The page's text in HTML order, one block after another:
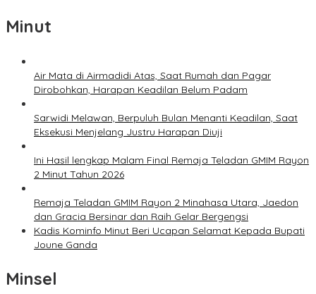
Minut
Air Mata di Airmadidi Atas, Saat Rumah dan Pagar
Dirobohkan, Harapan Keadilan Belum Padam
Sarwidi Melawan, Berpuluh Bulan Menanti Keadilan, Saat
Eksekusi Menjelang Justru Harapan Diuji
Ini Hasil lengkap Malam Final Remaja Teladan GMIM Rayon
2 Minut Tahun 2026
Remaja Teladan GMIM Rayon 2 Minahasa Utara, Jaedon
dan Gracia Bersinar dan Raih Gelar Bergengsi
Kadis Kominfo Minut Beri Ucapan Selamat Kepada Bupati
Joune Ganda
Minsel